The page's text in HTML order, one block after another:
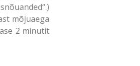
mõjuaega
2 minutit